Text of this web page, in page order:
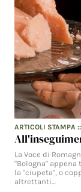
ARTICOLI STAMPA
La Voce di
"Bologna"
la "ciupeta", o
altrettanti…